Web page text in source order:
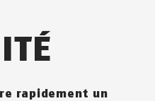
rapidement un